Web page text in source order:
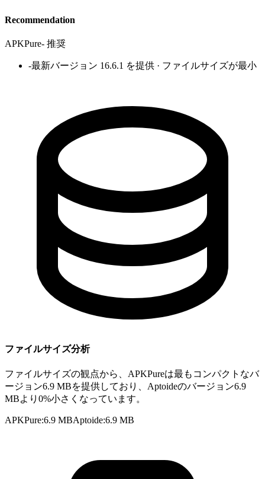
Recommendation
APKPure- 推奨
-最新バージョン 16.6.1 を提供 · ファイルサイズが最小
ファイルサイズ分析
ファイルサイズの観点から、APKPureは最もコンパクトなバ
ージョン6.9 MBを提供しており、Aptoideのバージョン6.9
MBより0%小さくなっています。
APKPure:6.9 MBAptoide:6.9 MB